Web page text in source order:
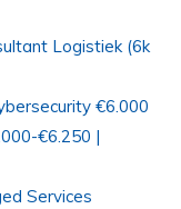
Logistiek (6k
€6.000
€6.250 |
Services